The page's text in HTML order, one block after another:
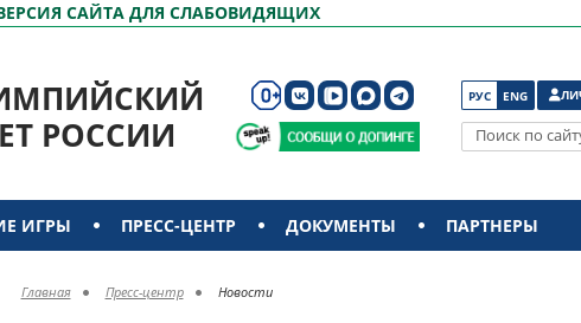
САЙТА ДЛЯ СЛАБОВИДЯЩИХ
РОССИИ
РУС ENG
Поиск по
ИГРЫ ПРЕСС-ЦЕНТР ДОКУМЕНТЫ ПАРТНЕРЫ
Главная Пресс-центр Новости